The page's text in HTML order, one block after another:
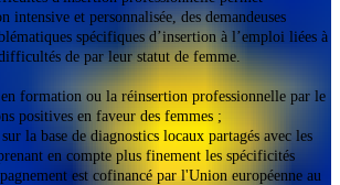
intensive et personnalisée, des demandeuses
spécifiques d’insertion à l’emploi liées à
de par leur statut de femme.
formation ou la réinsertion professionnelle par le
positives en faveur des femmes ;
la base de diagnostics locaux partagés avec les
en compte plus finement les spécificités
est cofinancé par l'Union européenne au